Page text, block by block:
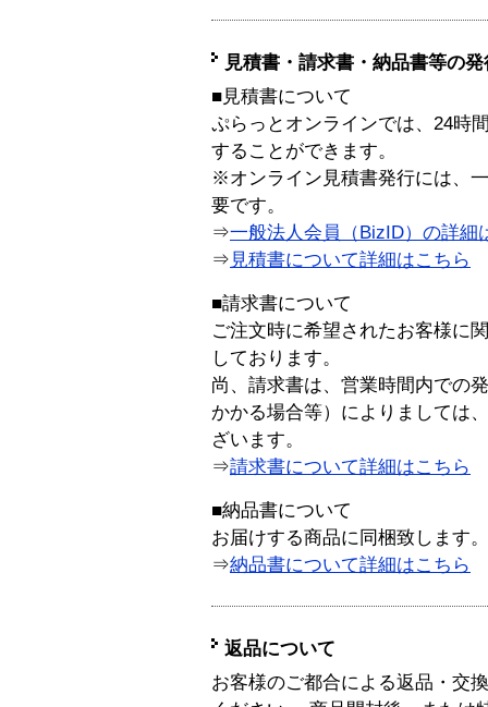
見積書・請求書・納品書等の
■見積書について
ぷらっとオンラインでは、24時
することができます。
※オンライン見積書発行には、
要です。
⇒一般法人会員（BizID）の詳細
⇒ 見積書について詳細はこちら
■請求書について
ご注文時に希望されたお客様に
しております。
尚、請求書は、営業時間内での
かかる場合等）によりましては
ざいます。
⇒請求書について詳細はこちら
■納品書について
お届けする商品に同梱致します。
⇒納品書について詳細はこちら
返品について
お客様のご都合による返品・交